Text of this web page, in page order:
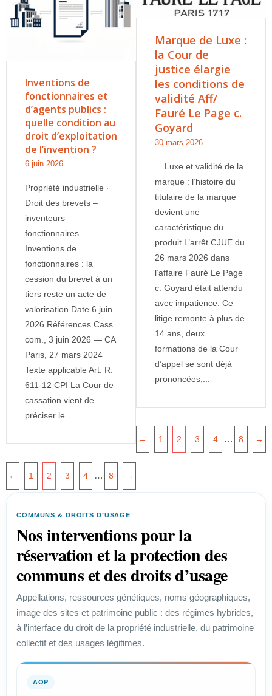
Inventions de
fonctionnaires et
d’agents publics :
quelle condition au
droit d’exploitation
de l’invention ?
6 juin 2026
Propriété industrielle ·
Droit des brevets –
inventeurs
fonctionnaires
Inventions de
fonctionnaires : la
cession du brevet à un
tiers reste un acte de
valorisation Date 6 juin
2026 Références Cass.
com., 3 juin 2026 — CA
Paris, 27 mars 2024
Texte applicable Art. R.
611-12 CPI La Cour de
cassation vient de
préciser le...
← 1 2 3 4 … 8 →
Marque de Luxe :
la Cour de
justice élargie
les conditions de
validité Aff/
Fauré Le Page c.
Goyard
30 mars 2026
Luxe et validité de la
marque : l’histoire du
titulaire de la marque
devient une
caractéristique du
produit L’arrêt CJUE du
26 mars 2026 dans
l’affaire Fauré Le Page
c. Goyard était attendu
avec impatience. Ce
litige remonte à plus de
14 ans, deux
formations de la Cour
d’appel se sont déjà
prononcées,...
← 1 2 3 4 … 8 →
COMMUNS & DROITS D’USAGE
Nos interventions pour la
réservation et la protection des
communs et des droits d’usage
Appellations, ressources génétiques, noms géographiques,
image des sites et patrimoine public : des régimes hybrides,
à l’interface du droit de la propriété industrielle, du patrimoine
collectif et des usages légitimes.
AOP